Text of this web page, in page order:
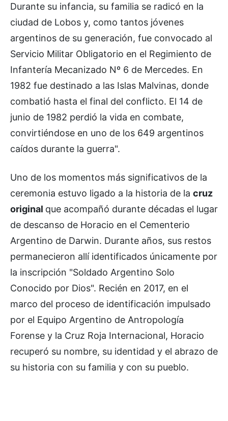
Durante su infancia, su familia se radicó en la
ciudad de Lobos y, como tantos jóvenes
argentinos de su generación, fue convocado al
Servicio Militar Obligatorio en el Regimiento de
Infantería Mecanizado Nº 6 de Mercedes. En
1982 fue destinado a las Islas Malvinas, donde
combatió hasta el final del conflicto. El 14 de
junio de 1982 perdió la vida en combate,
convirtiéndose en uno de los 649 argentinos
caídos durante la guerra".
Uno de los momentos más significativos de la
ceremonia estuvo ligado a la historia de la cruz
original que acompañó durante décadas el lugar
de descanso de Horacio en el Cementerio
Argentino de Darwin. Durante años, sus restos
permanecieron allí identificados únicamente por
la inscripción "Soldado Argentino Solo
Conocido por Dios". Recién en 2017, en el
marco del proceso de identificación impulsado
por el Equipo Argentino de Antropología
Forense y la Cruz Roja Internacional, Horacio
recuperó su nombre, su identidad y el abrazo de
su historia con su familia y con su pueblo.